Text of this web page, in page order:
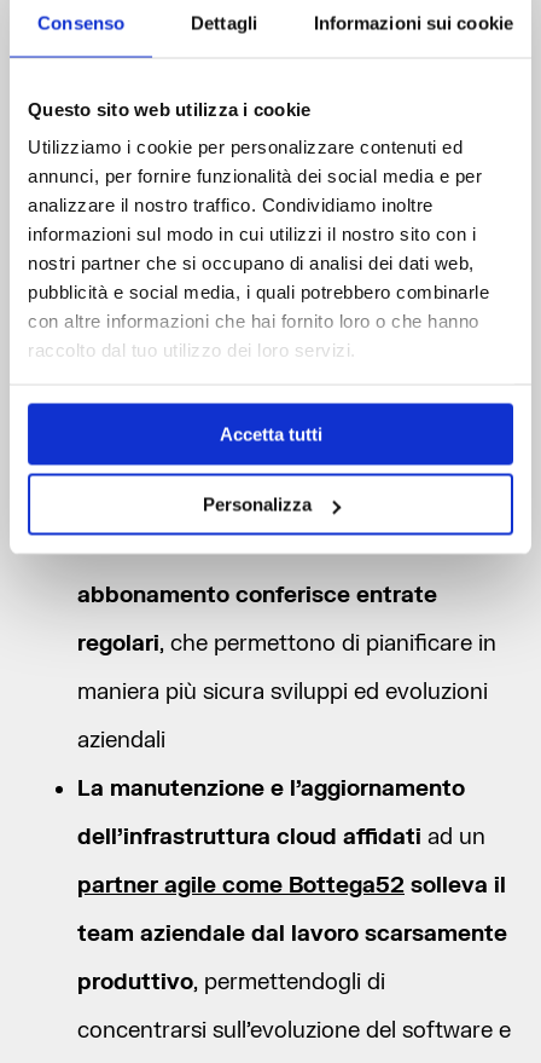
Consenso Dettagli Informazioni sui cookie
Questo sito web utilizza i cookie
Utilizziamo i cookie per personalizzare contenuti ed
annunci, per fornire funzionalità dei social media e per
analizzare il nostro traffico. Condividiamo inoltre
informazioni sul modo in cui utilizzi il nostro sito con i
nostri partner che si occupano di analisi dei dati web,
pubblicità e social media, i quali potrebbero combinarle
con altre informazioni che hai fornito loro o che hanno
raccolto dal tuo utilizzo dei loro servizi.
Accetta tutti
Personalizza
Possibilità di entrare in un mercato in
crescita, in cui sempre più utenti
decidono di utilizzare app in cloud
Aprire nuove opportunità di business e
attirare nuovi Clienti, non solo per i
vantaggi dei software cloud native, ma
anche per il modello di pricing pay-as-
you-go, che permette una migliore
distribuzione del prodotto sia in termini di
deploy che di tagli commerciali.
Il modello di sottoscrizione in
abbonamento conferisce entrate
regolari, che permettono di pianificare in
maniera più sicura sviluppi ed evoluzioni
aziendali
La manutenzione e l’aggiornamento
dell’infrastruttura cloud affidati ad un
partner agile come Bottega52 solleva il
team aziendale dal lavoro scarsamente
produttivo, permettendogli di
concentrarsi sull’evoluzione del software e